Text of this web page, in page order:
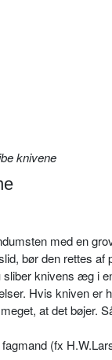
knivene
med en
bør den rettes
knivens æg i
Hvis kniven er
at det bøjer.
(fx